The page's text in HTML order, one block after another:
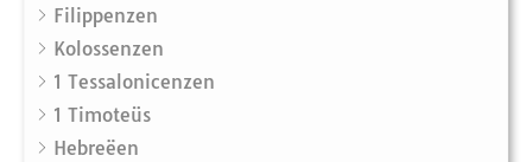
Filippenzen
Kolossenzen
1 Tessalonicenzen
1 Timoteüs
Hebreëen